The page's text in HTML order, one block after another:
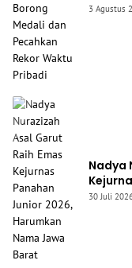
Rekor
3 Agustus
Nadya
Nama
30 Juli